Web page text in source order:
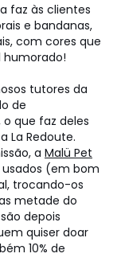
faz às clientes
e bandanas,
com cores que
tutores da
de
que faz deles
La Redoute.
a Malü Pet
(em bom
trocando-os
metade do
depois
quiser doar
10% de